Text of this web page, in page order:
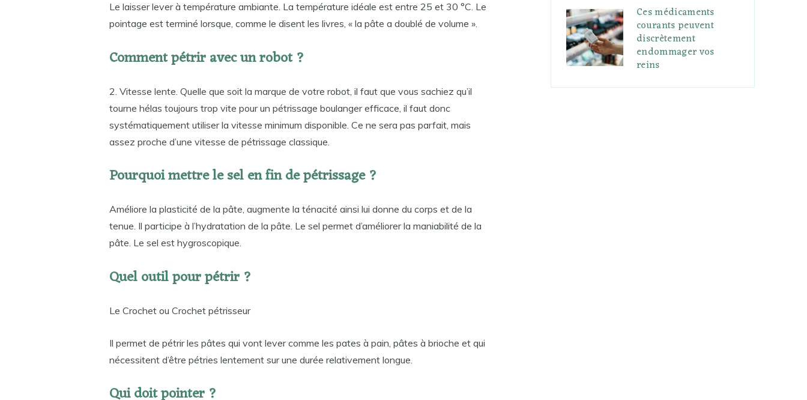
Le laisser lever à température ambiante. La température idéale est entre 25 et 30 °C. Le
pointage est terminé lorsque, comme le disent les livres, « la pâte a doublé de volume ».
Comment pétrir avec un robot ?
2. Vitesse lente. Quelle que soit la marque de votre robot, il faut que vous sachiez qu’il
tourne hélas toujours trop vite pour un pétrissage boulanger efficace, il faut donc
systématiquement utiliser la vitesse minimum disponible. Ce ne sera pas parfait, mais
assez proche d’une vitesse de pétrissage classique.
Pourquoi mettre le sel en fin de pétrissage ?
Améliore la plasticité de la pâte, augmente la ténacité ainsi lui donne du corps et de la
tenue. Il participe à l’hydratation de la pâte. Le sel permet d’améliorer la maniabilité de la
pâte. Le sel est hygroscopique.
Quel outil pour pétrir ?
Le Crochet ou Crochet pétrisseur
Il permet de pétrir les pâtes qui vont lever comme les pates à pain, pâtes à brioche et qui
nécessitent d’être pétries lentement sur une durée relativement longue.
Qui doit pointer ?
Ces médicaments
courants peuvent
discrètement
endommager vos
reins